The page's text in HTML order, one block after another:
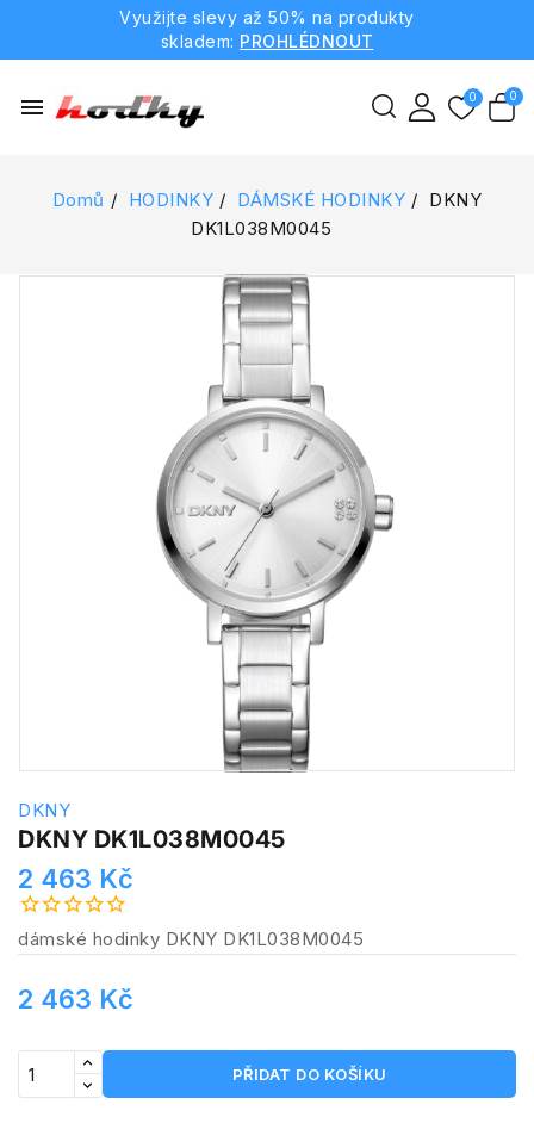
Využijte slevy až 50% na produkty
skladem: PROHLÉDNOUT
menu
Domů HODINKY DÁMSKÉ HODINKY
DKNY
DK1L038M0045
DKNY
DKNY DK1L038M0045
2 463 Kč
dámské hodinky DKNY DK1L038M0045
2 463 Kč
PŘIDAT DO KOŠÍKU